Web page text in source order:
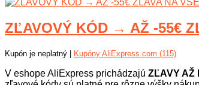
ZĽAVOVÝ KÓD → AŽ -55€
Kupón je neplatný | Kupóny AliExpress.com (115)
V eshope AliExpress prichádzajú ZĽAVY AŽ